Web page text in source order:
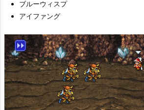
ブルーウィスプ
アイファング